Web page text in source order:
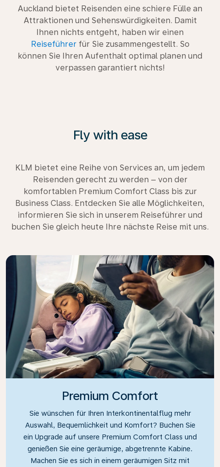
Auckland bietet Reisenden eine schiere Fülle an
Attraktionen und Sehenswürdigkeiten. Damit
Ihnen nichts entgeht, haben wir einen
Reiseführer für Sie zusammengestellt. So
können Sie Ihren Aufenthalt optimal planen und
verpassen garantiert nichts!
Fly with ease
KLM bietet eine Reihe von Services an, um jedem
Reisenden gerecht zu werden – von der
komfortablen Premium Comfort Class bis zur
Business Class. Entdecken Sie alle Möglichkeiten,
informieren Sie sich in unserem Reiseführer und
buchen Sie gleich heute Ihre nächste Reise mit uns.
Premium Comfort
Sie wünschen für Ihren Interkontinentalflug mehr
Auswahl, Bequemlichkeit und Komfort? Buchen Sie
ein Upgrade auf unsere Premium Comfort Class und
genießen Sie eine geräumige, abgetrennte Kabine.
Machen Sie es sich in einem geräumigen Sitz mit